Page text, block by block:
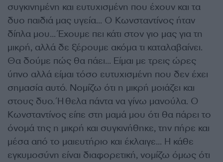
συγκινημένη και ευτυχισμένη που έχουν και τα
δυο παιδιά μας υγεία… Ο Κωνσταντίνος ήταν
δίπλα μου… Έχουμε πει κάτι στον γιο μας για τη
μικρή, αλλά δε ξέρουμε ακόμα τι καταλαβαίνει.
Θα δούμε πώς θα πάει… Είμαι με τρεις ώρες
ύπνο αλλά είμαι τόσο ευτυχισμένη που δεν έχει
σημασία αυτό. Νομίζω ότι η μικρή μοιάζει και
στους δυο. Ήθελα πάντα να γίνω μανούλα. Ο
Κωνσταντίνος είπε στη μαμά μου ότι θα πάρει το
όνομά της η μικρή και συγκινήθηκε, την πήρε και
μέσα από το μαιευτήριο και έκλαιγε… Η κάθε
εγκυμοσύνη είναι διαφορετική, νομίζω όμως ότι